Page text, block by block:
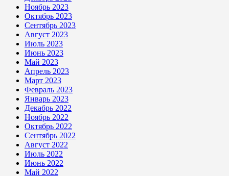
Ноябрь 2023
Октябрь 2023
Сентябрь 2023
Август 2023
Июль 2023
Июнь 2023
Май 2023
Апрель 2023
Март 2023
Февраль 2023
Январь 2023
Декабрь 2022
Ноябрь 2022
Октябрь 2022
Сентябрь 2022
Август 2022
Июль 2022
Июнь 2022
Май 2022